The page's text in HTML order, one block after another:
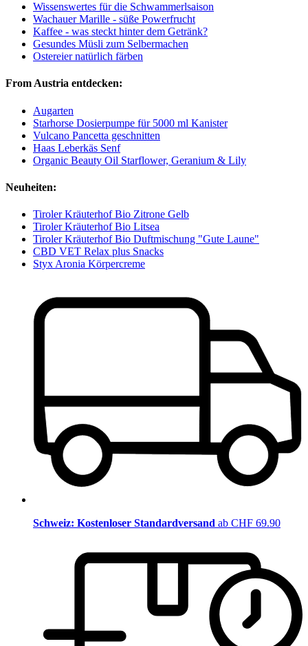
Wissenswertes für die Schwammerlsaison
Wachauer Marille - süße Powerfrucht
Kaffee - was steckt hinter dem Getränk?
Gesundes Müsli zum Selbermachen
Ostereier natürlich färben
From Austria entdecken:
Augarten
Starhorse Dosierpumpe für 5000 ml Kanister
Vulcano Pancetta geschnitten
Haas Leberkäs Senf
Organic Beauty Oil Starflower, Geranium & Lily
Neuheiten:
Tiroler Kräuterhof Bio Zitrone Gelb
Tiroler Kräuterhof Bio Litsea
Tiroler Kräuterhof Bio Duftmischung "Gute Laune"
CBD VET Relax plus Snacks
Styx Aronia Körpercreme
Schweiz: Kostenloser Standardversand ab CHF 69.90